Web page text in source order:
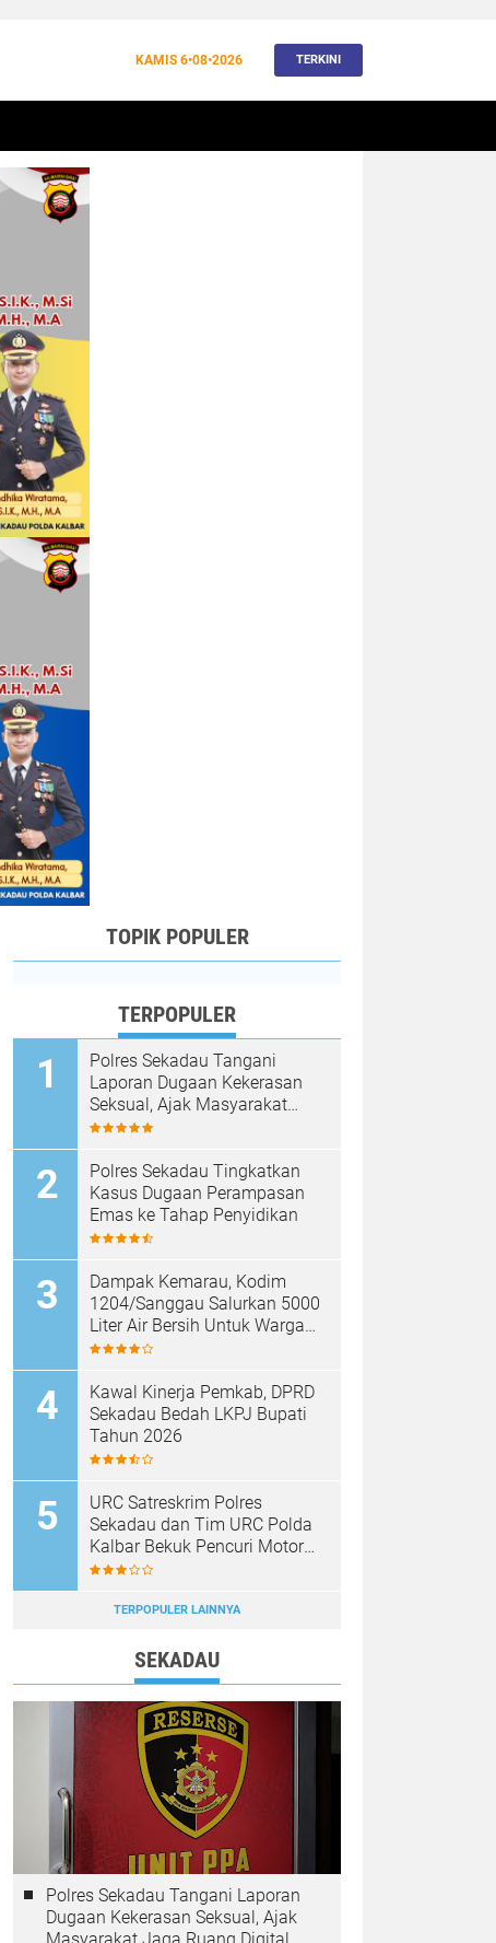
KAMIS 6•08•2026 TERKINI
TOPIK POPULER
TERPOPULER
Polres Sekadau Tangani
Laporan Dugaan Kekerasan
Seksual, Ajak Masyarakat
Jaga Ruang Digital
Polres Sekadau Tingkatkan
Kasus Dugaan Perampasan
Emas ke Tahap Penyidikan
Dampak Kemarau, Kodim
1204/Sanggau Salurkan 5000
Liter Air Bersih Untuk Warga
Desa Entakai
Kawal Kinerja Pemkab, DPRD
Sekadau Bedah LKPJ Bupati
Tahun 2026
URC Satreskrim Polres
Sekadau dan Tim URC Polda
Kalbar Bekuk Pencuri Motor
KLX, Satu Pelaku Masih
TERPOPULER LAINNYA
SEKADAU
Polres Sekadau Tangani Laporan
Dugaan Kekerasan Seksual, Ajak